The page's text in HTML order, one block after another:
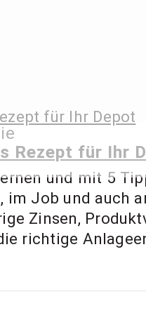
Rezept für Ihr
und mit 5
im Job und auch
Zinsen,
richtige